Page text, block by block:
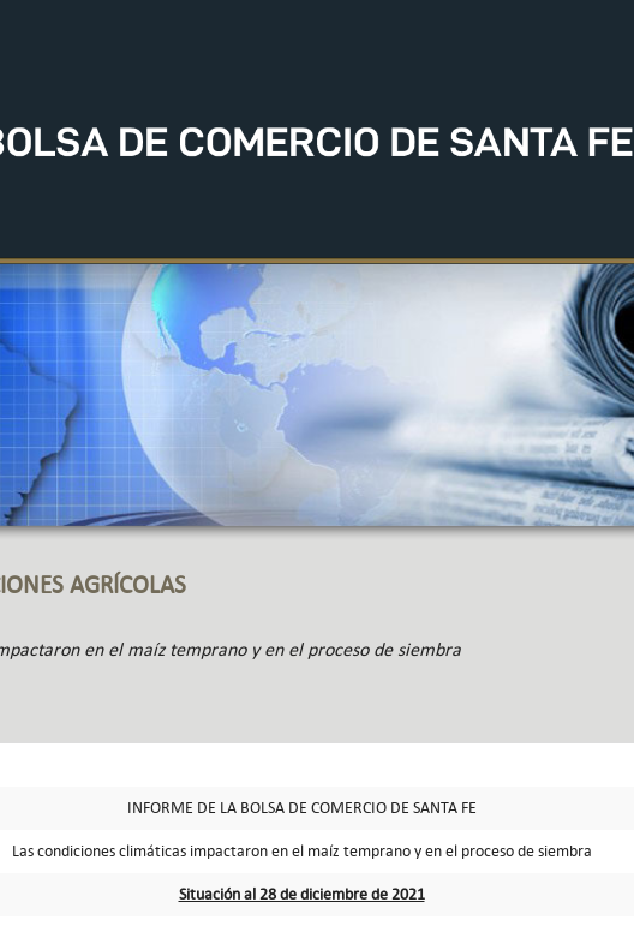
AGRÍCOLAS
en el maíz temprano y en el proceso de siembra
INFORME DE LA BOLSA DE COMERCIO DE SANTA FE
Las condiciones climáticas impactaron en el maíz temprano y en el proceso de siembra
Situación al 28 de diciembre de 2021